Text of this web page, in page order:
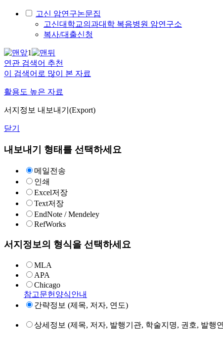
고신 암연구논문집
고신대학교의과대학 복음병원 암연구소
복사/대출신청
1
연관 검색어 추천
이 검색어로 많이 본 자료
활용도 높은 자료
서지정보 내보내기(Export)
닫기
내보내기 형태를 선택하세요
메일전송
인쇄
Excel저장
Text저장
EndNote / Mendeley
RefWorks
서지정보의 형식을 선택하세요
MLA
APA
Chicago
참고문헌양식안내
간략정보 (제목, 저자, 연도)
상세정보 (제목, 저자, 발행기관, 학술지명, 권호, 발행